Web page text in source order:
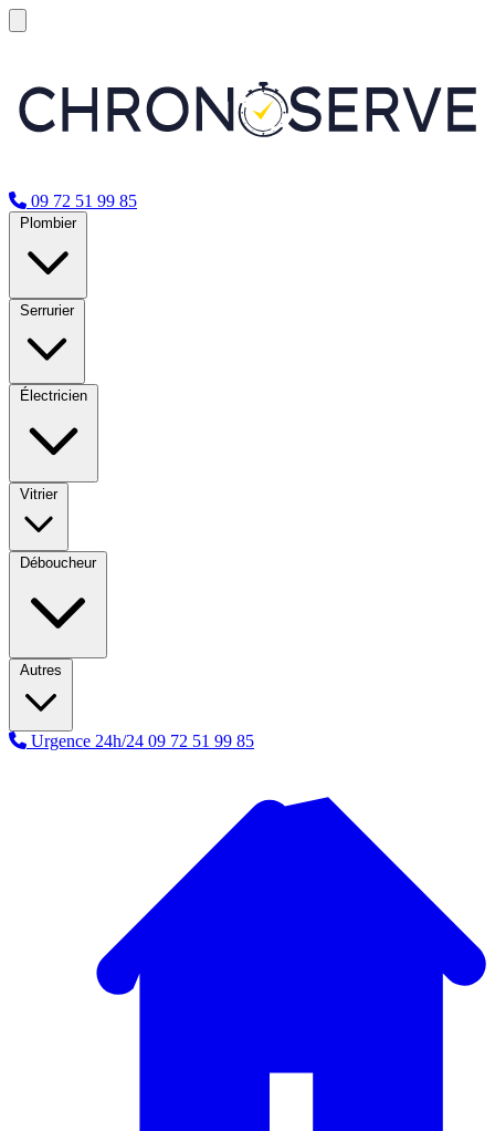
09 72 51 99 85
Plombier
Serrurier
Électricien
Vitrier
Déboucheur
Autres
Urgence 24h/24 09 72 51 99 85